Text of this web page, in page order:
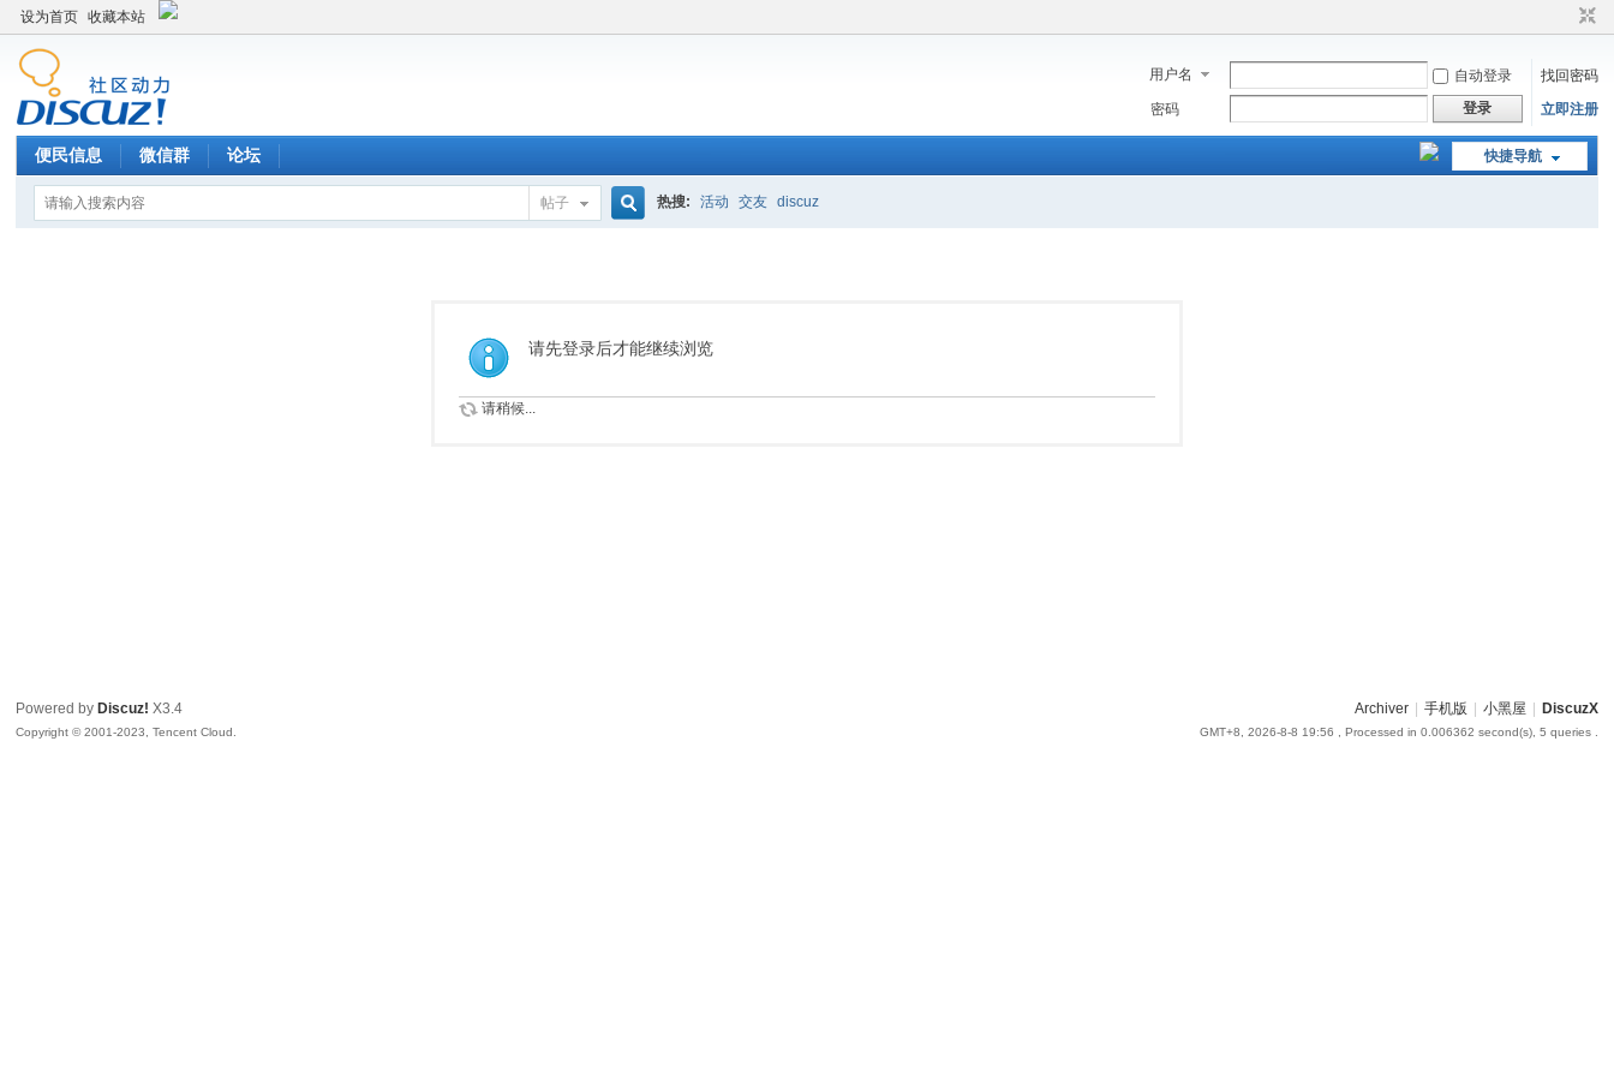
设为首页 收藏本站
用户名 自动登录
找回密码
密码
登录 立即注册
快捷导航
便民信息 微信群 论坛
帖子
索
热搜: 活动 交友 discuz
请先登录后才能继续浏览
请稍候...
Archiver 手机版 小黑屋 DiscuzX
GMT+8, 2026-8-8 19:56 , Processed in 0.006362 second(s), 5 queries .
Powered by Discuz! X3.4
Copyright © 2001-2023, Tencent Cloud.